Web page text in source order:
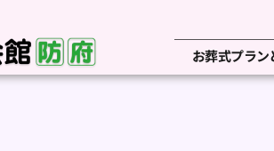
お葬式プラン